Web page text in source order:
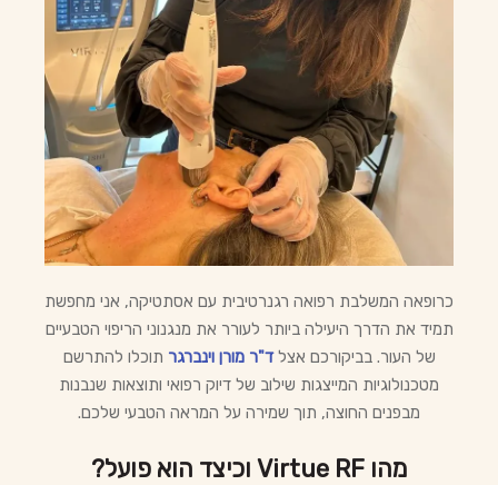
כרופאה המשלבת רפואה רגנרטיבית עם אסתטיקה, אני מחפשת
תמיד את הדרך היעילה ביותר לעורר את מנגנוני הריפוי הטבעיים
של העור. בביקורכם אצלד"ר מורן וינברגר תוכלו להתרשם
מטכנולוגיות המייצגות שילוב של דיוק רפואי ותוצאות שנבנות
מבפנים החוצה, תוך שמירה על המראה הטבעי שלכם.
מהו Virtue RF וכיצד הוא פועל?